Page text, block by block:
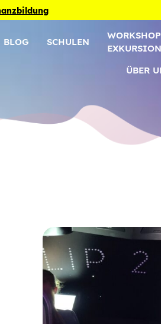
BLOG SCHULEN
ÜBER